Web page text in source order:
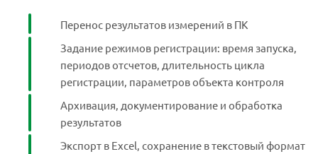
Перенос результатов измерений в ПК
Задание режимов регистрации: время запуска,
периодов отсчетов, длительность цикла
регистрации, параметров объекта контроля
Архивация, документирование и обработка
результатов
Экспорт в Excel, сохранение в текстовый формат